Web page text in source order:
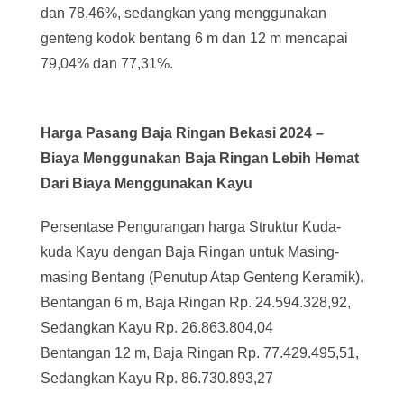
dan 78,46%, sedangkan yang menggunakan
genteng kodok bentang 6 m dan 12 m mencapai
79,04% dan 77,31%.
Harga Pasang Baja Ringan Bekasi 2024 –
Biaya Menggunakan Baja Ringan Lebih Hemat
Dari Biaya Menggunakan Kayu
Persentase Pengurangan harga Struktur Kuda-
kuda Kayu dengan Baja Ringan untuk Masing-
masing Bentang (Penutup Atap Genteng Keramik).
Bentangan 6 m, Baja Ringan Rp. 24.594.328,92,
Sedangkan Kayu Rp. 26.863.804,04
Bentangan 12 m, Baja Ringan Rp. 77.429.495,51,
Sedangkan Kayu Rp. 86.730.893,27